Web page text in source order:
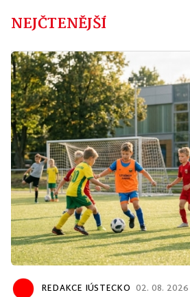
NEJČTENĚJŠÍ
REDAKCE IÚSTECKO 02. 08. 2026